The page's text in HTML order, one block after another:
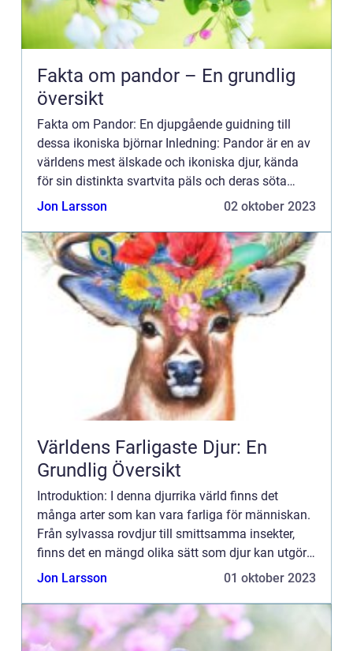
Fakta om pandor – En grundlig
översikt
Fakta om Pandor: En djupgående guidning till
dessa ikoniska björnar Inledning: Pandor är en av
världens mest älskade och ikoniska djur, kända
för sin distinkta svartvita päls och deras söta
utseende. Denna artikel kommer att ge en grundlig
Jon Larsson 02 oktober 2023
Världens Farligaste Djur: En
Grundlig Översikt
Introduktion: I denna djurrika värld finns det
många arter som kan vara farliga för människan.
Från sylvassa rovdjur till smittsamma insekter,
finns det en mängd olika sätt som djur kan utgöra
en risk för vårt välbefinnande. I den här artikeln
Jon Larsson 01 oktober 2023